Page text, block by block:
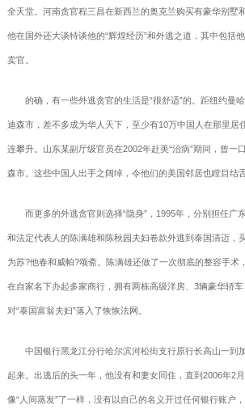
全天堂。河南贪官程三昌在新西兰的奥克兰购买有豪华别墅
他在国外还大谈特谈他的“辉煌经历”和外逃之道，其中包括
卖官。
的确，有一些外逃贪官的生活是“很舒适”的。距纽约曼
迪森市，差不多成为华人天下，至少有10万中国人在那里居
连攀升。山东某副厅级官员在2002年赴美“治病”期间，曾一
森市。这些中国人出手之阔绰，令他们的美国邻居也瞠目结舌
而更多的外逃贪官则选择“隐身”，1995年，分别担任广
和法定代表人的陈满雄和陈秋园夫妇卷款外逃到泰国清迈，
为苏?他春和威帕?颂斋。陈满雄还做了一次彻底的整容手术
在自家名下办起多家商行，拥有两栋高级洋房、3辆豪华轿
对“泰国富翁夫妇”落入了恢恢法网。
中国银行黑龙江分行哈尔滨河松街支行原行长高山一到
起来。出逃后的头一年，他没有和妻女同住，直到2006年2
像“人间蒸发”了一样，没有以自己的名义开过任何银行账户